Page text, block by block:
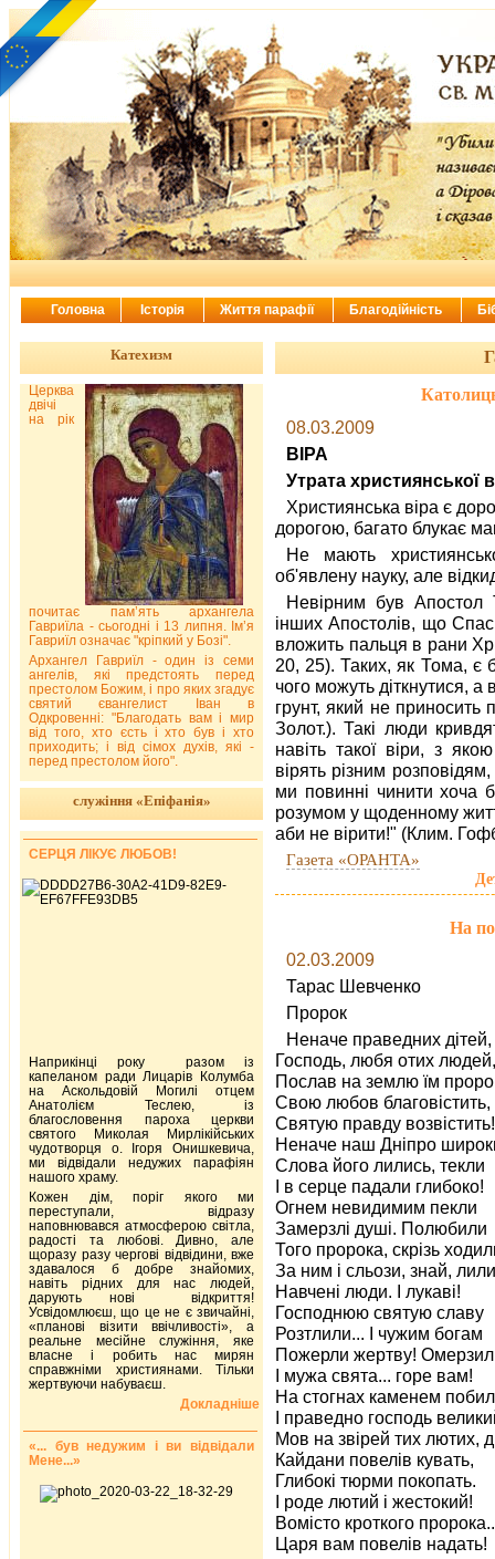
08.03.2009
ВІРА
Утрата християнської
Християнська віра є
дорогою, багато блукає
Не мають
об'явлену науку, але
Невірним був Апостол
інших Апостолів, що
вложить пальця в рани
20, 25). Таких, як Тома, є
чого можуть діткнутися,
грунт, який не
Золот.). Такі люди
навіть такої віри, з
вірять різним
ми повинні чинити хоча
розумом у щоденному
аби не вірити!" (Клим.
Газета «ОРАНТА»
На
02.03.2009
Тарас Шевченко
Пророк
Неначе праведних дітей,
Господь, любя отих людей,
Послав на землю їм
Свою любов благовістить,
Святую правду возвістить!
Неначе наш Дніпро
Слова його лились, текли
І в серце падали глибоко!
Огнем невидимим пекли
Замерзлі душі. Полюбили
Того пророка, скрізь
За ним і сльози, знай, лили
Навчені люди. І лукаві!
Господнюю святую славу
Розтлили... І чужим богам
Пожерли жертву!
І мужа свята... горе вам!
На стогнах каменем
І праведно господь
Мов на звірей тих лютих,
Кайдани повелів кувать,
Глибокі тюрми покопать.
І роде лютий і жестокий!
Вомісто кроткого
Царя вам повелів надать!
Катехизм
Церква
двічі
на рік
почитає пам’ять архангела
Гавриїла - сьогодні і 13 липня. Ім’я
Гавриїл означає "кріпкий у Бозі".
Архангел Гавриїл - один із семи
ангелів, які предстоять перед
престолом Божим, і про яких згадує
святий євангелист Іван в
Одкровенні: "Благодать вам і мир
від того, хто єсть і хто був і хто
приходить; і від сімох духів, які -
перед престолом його".
служіння «Епіфанія»
СЕРЦЯ ЛІКУЄ ЛЮБОВ!
Наприкінці року разом із
капеланом ради Лицарів Колумба
на Аскольдовій Могилі отцем
Анатолієм Теслею, із
благословення пароха церкви
святого Миколая Мирлікійських
чудотворця о. Ігоря Онишкевича,
ми відвідали недужих парафіян
нашого храму.
Кожен дім, поріг якого ми
переступали, відразу
наповнювався атмосферою світла,
радості та любові. Дивно, але
щоразу разу чергові відвідини, вже
здавалося б добре знайомих,
навіть рідних для нас людей,
дарують нові відкриття!
Усвідомлюєш, що це не є звичайні,
«планові візити ввічливості», а
реальне месійне служіння, яке
власне і робить нас мирян
справжніми християнами. Тільки
жертвуючи набуваєш.
Докладніше
«... був недужим і ви відвідали
Мене...»
Головна Історія Життя парафії Благодійність